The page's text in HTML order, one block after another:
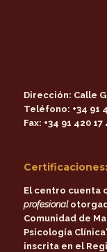
Dirección: Calle
Teléfono: +34 91
Fax: +34 91 420 17
Certificaciones:
El centro cuenta
profesional
Comunidad de
Psicología
inscrita en el